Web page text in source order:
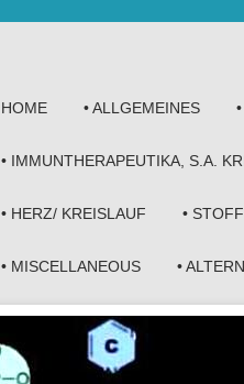
HOME • ALLGEMEINES
• IMMUNTHERAPEUTIKA, S.A.
• HERZ/ KREISLAUF •
• MISCELLANEOUS •